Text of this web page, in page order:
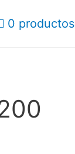
0 productos